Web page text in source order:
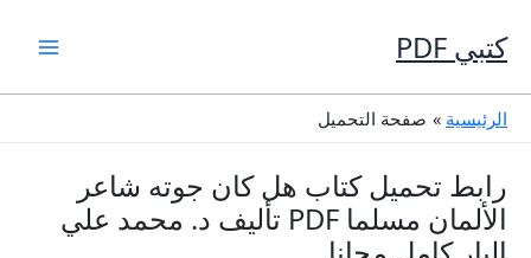
إلى
المحتوى
كتبي PDF
الرئيسية صفحة التحميل
رابط تحميل كتاب هل كان جوته شاعر
الألمان مسلما PDF تأليف د. محمد علي